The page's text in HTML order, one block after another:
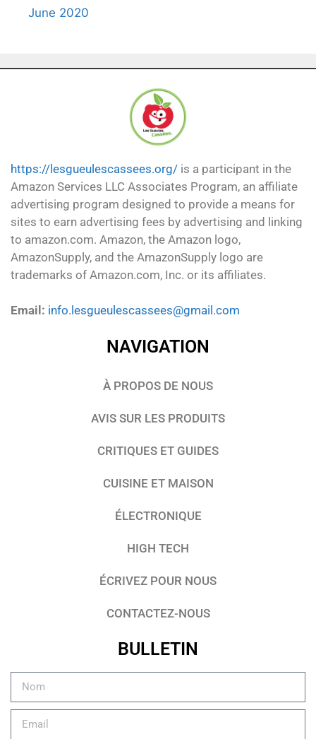
June 2020
https://lesgueulescassees.org/ is a participant in the
Amazon Services LLC Associates Program, an affiliate
advertising program designed to provide a means for
sites to earn advertising fees by advertising and linking
to amazon.com. Amazon, the Amazon logo,
AmazonSupply, and the AmazonSupply logo are
trademarks of Amazon.com, Inc. or its affiliates.
Email: info.lesgueulescassees@gmail.com
NAVIGATION
À PROPOS DE NOUS
AVIS SUR LES PRODUITS
CRITIQUES ET GUIDES
CUISINE ET MAISON
ÉLECTRONIQUE
HIGH TECH
ÉCRIVEZ POUR NOUS
CONTACTEZ-NOUS
BULLETIN